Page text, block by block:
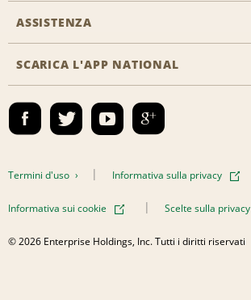
Programmi business
Emerald Club Accedi
Offerte di lavoro
ASSISTENZA
Accessibilità
Contatti
SCARICA L'APP NATIONAL
Termini d'uso Informativa sulla privacy
Informativa sui cookie Scelte sulla privacy
© 2026 Enterprise Holdings, Inc. Tutti i diritti riservati